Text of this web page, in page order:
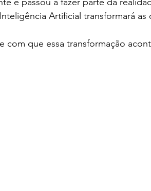
Artificial transformará as
com que essa transformação